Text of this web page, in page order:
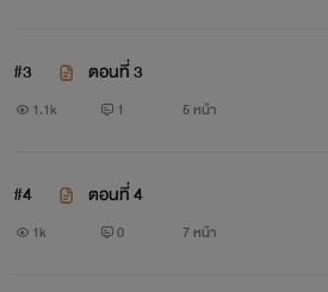
#3 ตอนที่ 3
1.1k 1 5 หน้า
#4 ตอนที่ 4
1k 0 7 หน้า